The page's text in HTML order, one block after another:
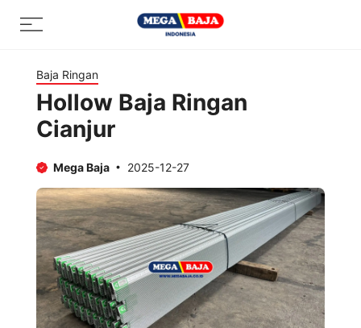
Menu
Baja Ringan
Hollow Baja Ringan
Cianjur
Mega Baja 2025-12-27